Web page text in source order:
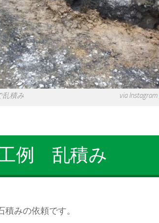
石で乱積み via Instagram
例 乱積み
みの依頼です。